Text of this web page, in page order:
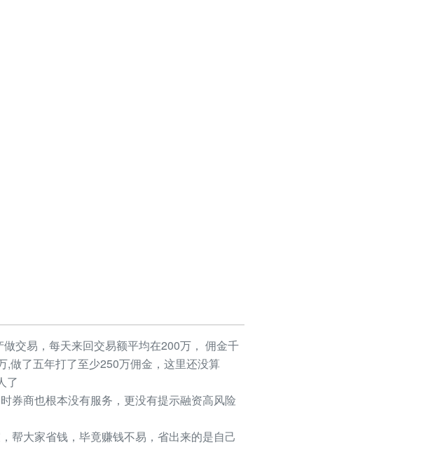
交易，每天来回交易额平均在200万， 佣金千
做了五年打了至少250万佣金，这里还没算
了
券商也根本没有服务，更没有提示融资高风险
帮大家省钱，毕竟赚钱不易，省出来的是自己